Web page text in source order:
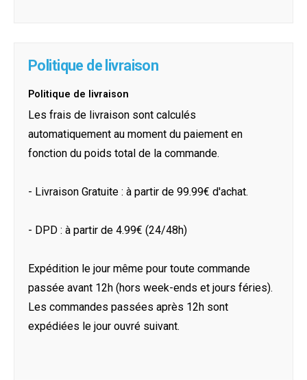
Politique de livraison
Politique de livraison
Les frais de livraison sont calculés
automatiquement au moment du paiement en
fonction du poids total de la commande.
- Livraison Gratuite : à partir de 99.99€ d'achat.
- DPD : à partir de 4.99€ (24/48h)
Expédition le jour même pour toute commande
passée avant 12h (hors week-ends et jours féries).
Les commandes passées après 12h sont
expédiées le jour ouvré suivant.